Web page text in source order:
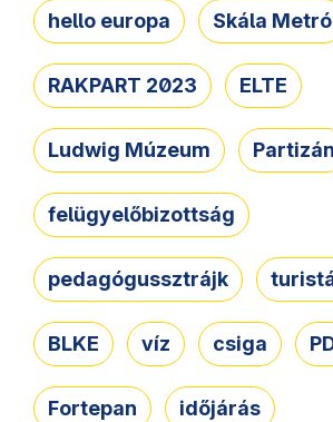
hello europa Skála Metró
RAKPART 2023 ELTE
Ludwig Múzeum Partizán
felügyelőbizottság
pedagógussztrájk
BLKE víz csiga
Fortepan időjárás